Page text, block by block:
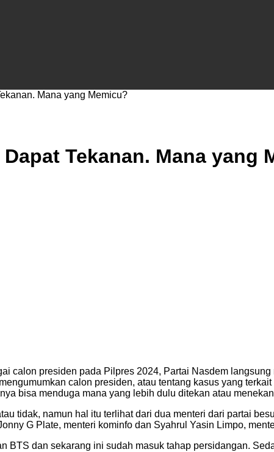
Mana yang Memicu?
Tekanan. Mana yang
calon presiden pada Pilpres 2024, Partai Nasdem
calon presiden, atau tentang kasus yang
bisa menduga mana yang lebih dulu ditekan atau
tidak, namun hal itu terlihat dari dua menteri dari partai
G Plate, menteri kominfo dan Syahrul Yasin Limpo,
BTS dan sekarang ini sudah masuk tahap persidangan.